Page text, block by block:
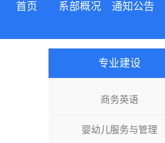
首页 系部概况 通知公告
专业建设
商务英语
婴幼儿服务与管理